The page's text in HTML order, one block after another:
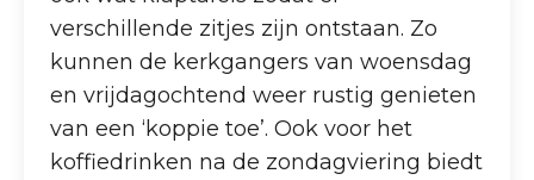
verschillende zitjes zijn ontstaan. Zo
kunnen de kerkgangers van woensdag
en vrijdagochtend weer rustig genieten
van een ‘koppie toe’. Ook voor het
koffiedrinken na de zondagviering biedt